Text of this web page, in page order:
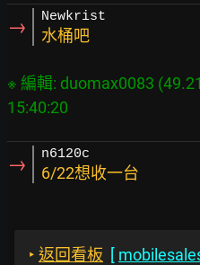
→ Newkrist
水桶吧
※ 編輯: duomax0083
→ n6120c
6/22想收一台
‣ 返回看板 [